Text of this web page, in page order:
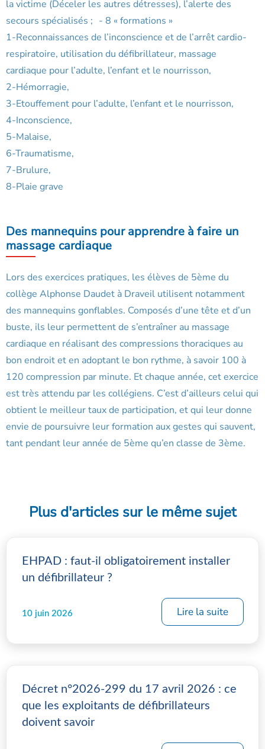
la victime (Déceler les autres détresses), l’alerte des
secours spécialisés ; - 8 « formations »
1-Reconnaissances de l’inconscience et de l’arrêt cardio-
respiratoire, utilisation du défibrillateur, massage
cardiaque pour l’adulte, l’enfant et le nourrisson,
2-Hémorragie,
3-Etouffement pour l’adulte, l’enfant et le nourrisson,
4-Inconscience,
5-Malaise,
6-Traumatisme,
7-Brulure,
8-Plaie grave
Des mannequins pour apprendre à faire un
massage cardiaque
Lors des exercices pratiques, les élèves de 5ème du
collège Alphonse Daudet à Draveil utilisent notamment
des mannequins gonflables. Composés d’une tête et d’un
buste, ils leur permettent de s’entraîner au massage
cardiaque en réalisant des compressions thoraciques au
bon endroit et en adoptant le bon rythme, à savoir 100 à
120 compression par minute. Et chaque année, cet exercice
est très attendu par les collégiens. C’est d’ailleurs celui qui
obtient le meilleur taux de participation, et qui leur donne
envie de poursuivre leur formation aux gestes qui sauvent,
tant pendant leur année de 5ème qu’en classe de 3ème.
Plus d'articles sur le même sujet
EHPAD : faut-il obligatoirement installer
un défibrillateur ?
10 juin 2026 Lire la suite
Décret n°2026-299 du 17 avril 2026 : ce
que les exploitants de défibrillateurs
doivent savoir